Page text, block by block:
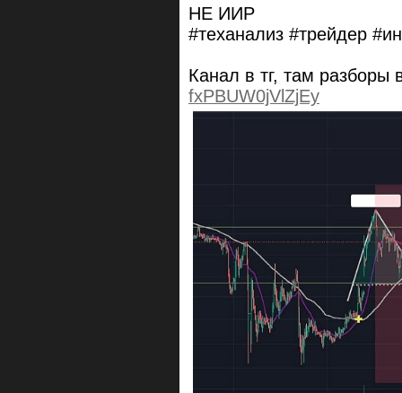
НЕ ИИР
#теханализ #трейдер
Канал в тг, там
fxPBUW0jVlZjEy